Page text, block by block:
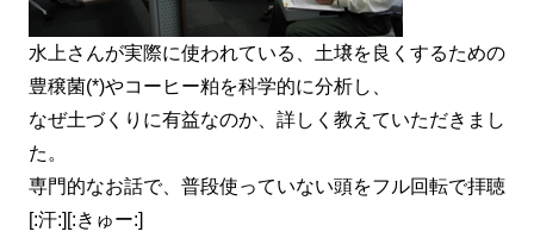
水上さんが実際に使われている、土壌を良くするための
豊穣菌(*)やコーヒー粕を科学的に分析し、
なぜ土づくりに有益なのか、詳しく教えていただきまし
た。
専門的なお話で、普段使っていない頭をフル回転で拝聴
[:汗:][:きゅー:]